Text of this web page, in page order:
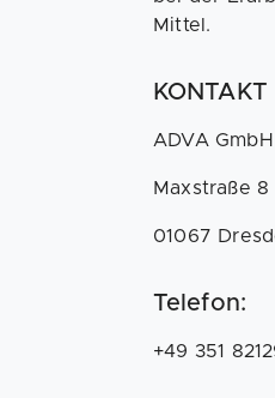
Mittel.
KONTAKT
ADVA
Maxstraße 8
01067
Telefon:
+49 351